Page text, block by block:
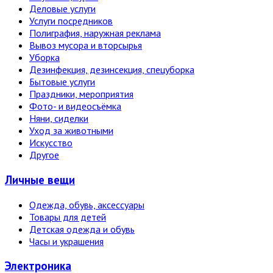
Деловые услуги
Услуги посредников
Полиграфия, наружная реклама
Вывоз мусора и вторсырья
Уборка
Дезинфекция, дезинсекция, спецуборка
Бытовые услуги
Праздники, мероприятия
Фото- и видеосъёмка
Няни, сиделки
Уход за животными
Искусство
Другое
Личные вещи
Одежда, обувь, аксессуары
Товары для детей
Детская одежда и обувь
Часы и украшения
Электро­ника